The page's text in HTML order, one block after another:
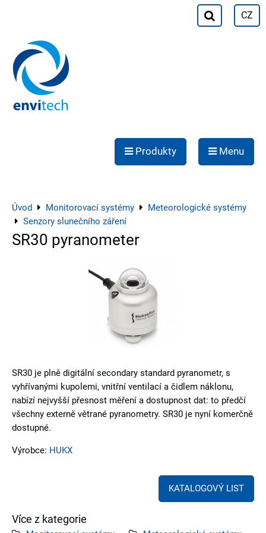
CZ
Produkty Menu
Úvod Monitorovací systémy
Meteorologické systémy
Senzory slunečního záření
SR30 pyranometer
SR30 je plně digitální secondary standard pyranometr, s
vyhřívanými kupolemi, vnitřní ventilací a čidlem náklonu,
nabízí nejvyšší přesnost měření a dostupnost dat: to předčí
všechny externě větrané pyranometry. SR30 je nyní komerčně
dostupné.
Výrobce: HUKX
KATALOGOVÝ LIST
Více z kategorie